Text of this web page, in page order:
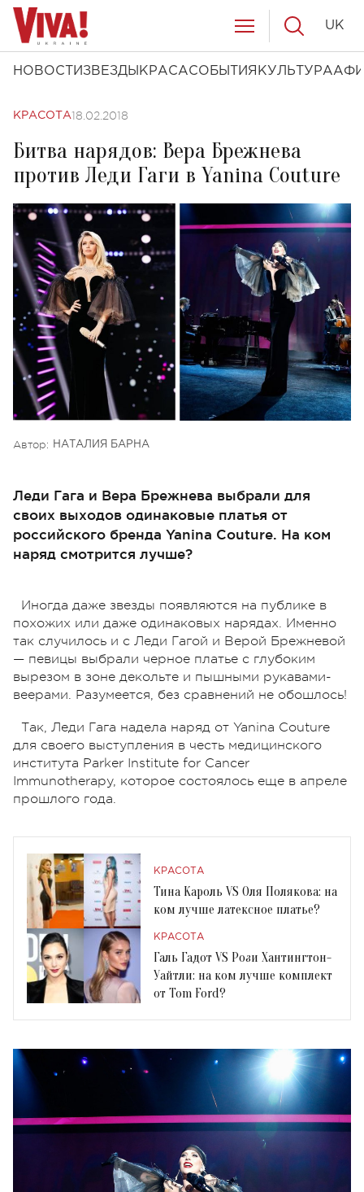
НОВОСТИ ЗВЕЗДЫ КРАСАСОБЫТИЯ КУЛЬТУРА
UK
КРАСОТА18.02.2018
Битва нарядов: Вера Брежнева
против Леди Гаги в Yanina Couture
Автор: НАТАЛИЯ БАРНА
Леди Гага и Вера Брежнева выбрали для
своих выходов одинаковые платья от
российского бренда Yanina Couture. На ком
наряд смотрится лучше?
Иногда даже звезды появляются на публике в
похожих или даже одинаковых нарядах. Именно
так случилось и с Леди Гагой и Верой Брежневой
— певицы выбрали черное платье с глубоким
вырезом в зоне декольте и пышными рукавами-
веерами. Разумеется, без сравнений не обошлось!
Так, Леди Гага надела наряд от Yanina Couture
для своего выступления в честь медицинского
института Parker Institute for Cancer
Immunotherapy, которое состоялось еще в апреле
прошлого года.
КРАСОТА
Тина Кароль VS Оля Полякова: на
ком лучше латексное платье?
КРАСОТА
Галь Гадот VS Рози Хантингтон-
Уайтли: на ком лучше комплект
от Tom Ford?